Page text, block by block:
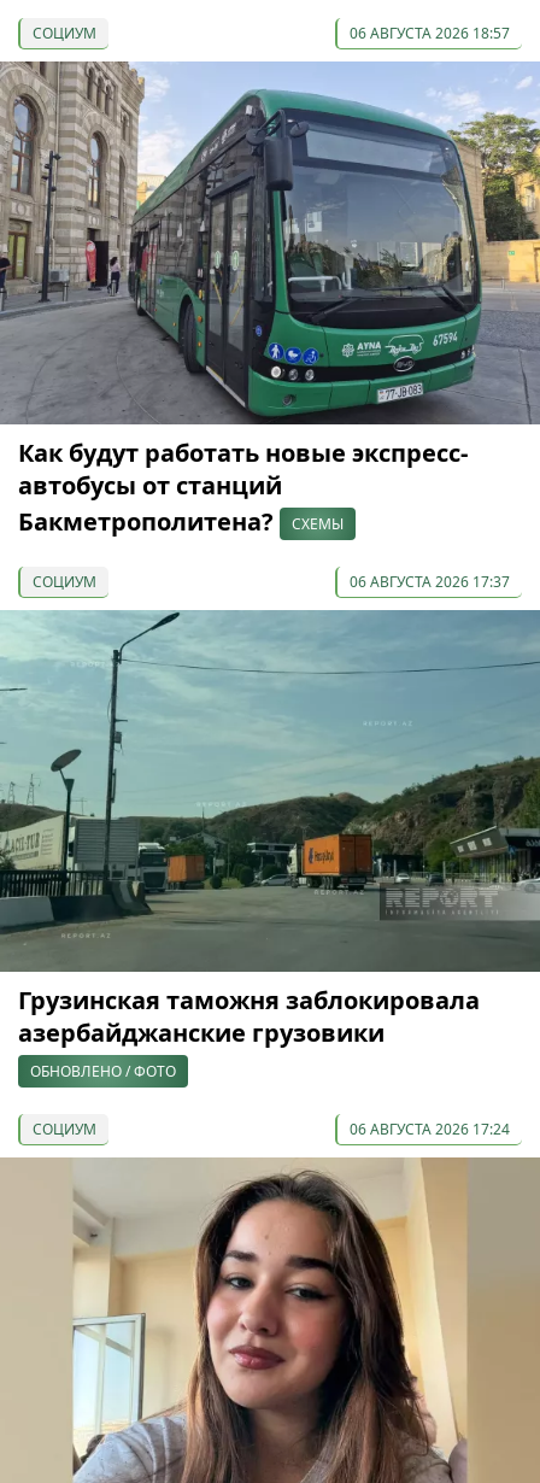
СОЦИУМ 06 АВГУСТА 2026 18:57
Как будут работать новые экспресс-
автобусы от станций
Бакметрополитена?
СХЕМЫ
СОЦИУМ 06 АВГУСТА 2026 17:37
Грузинская таможня заблокировала
азербайджанские грузовики
ОБНОВЛЕНО / ФОТО
СОЦИУМ 06 АВГУСТА 2026 17:24